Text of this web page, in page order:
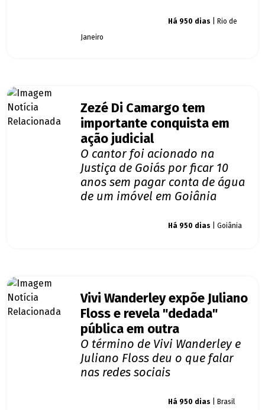
Há 950 dias | Rio de
Janeiro
Zezé Di Camargo tem
importante conquista em
ação judicial
O cantor foi acionado na
Justiça de Goiás por ficar 10
anos sem pagar conta de água
de um imóvel em Goiânia
Há 950 dias | Goiânia
Vivi Wanderley expõe Juliano
Floss e revela "dedada"
pública em outra
O término de Vivi Wanderley e
Juliano Floss deu o que falar
nas redes sociais
Há 950 dias | Brasil